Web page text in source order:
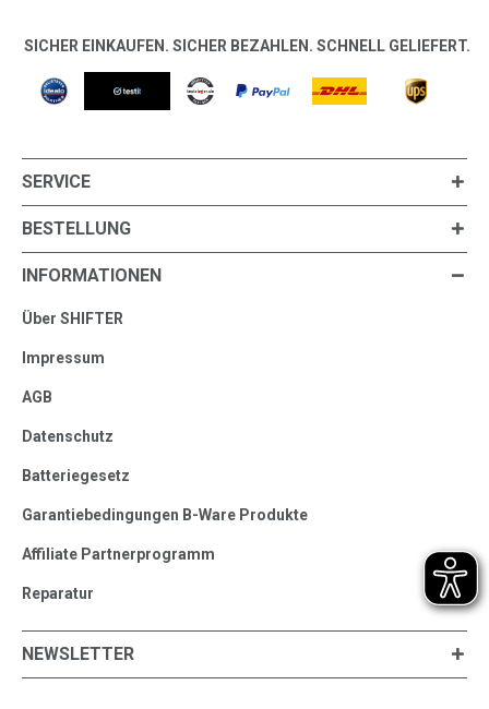
SICHER EINKAUFEN. SICHER BEZAHLEN. SCHNELL GELIEFERT.
SERVICE
BESTELLUNG
INFORMATIONEN
Über SHIFTER
Impressum
AGB
Datenschutz
Batteriegesetz
Garantiebedingungen B-Ware Produkte
Affiliate Partnerprogramm
Reparatur
NEWSLETTER